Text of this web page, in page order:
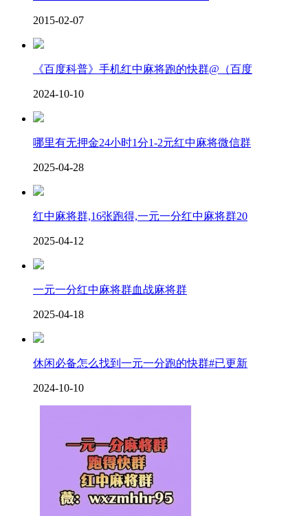
2015-02-07
《百度科普》手机红中麻将跑的快群@（百度
2024-10-10
哪里有无押金24小时1分1-2元红中麻将微信群
2025-04-28
红中麻将群,16张跑得,一元一分红中麻将群20
2025-04-12
一元一分红中麻将群血战麻将群
2025-04-18
休闲必备怎么找到一元一分跑的快群#已更新
2024-10-10